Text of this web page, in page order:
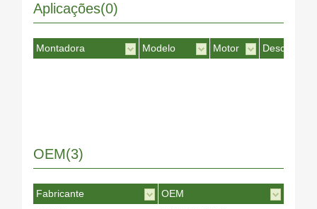
Aplicações(0)
Montadora Modelo Motor Desc. Motor
OEM(3)
Fabricante
OEM